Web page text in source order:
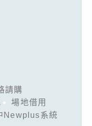
請購
場地借用
Newplus系統